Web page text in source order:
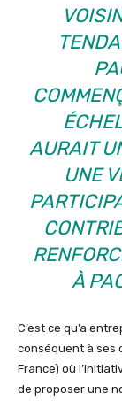
AURAIT
UNE
À
C’est ce qu’a
conséquent à ses
France) où
de proposer une